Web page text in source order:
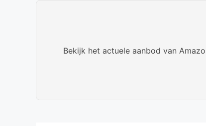
Bekijk het actuele aanbod van